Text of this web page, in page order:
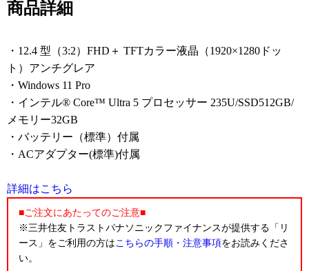
商品詳細
・12.4 型（3:2）FHD＋ TFTカラー液晶（1920×1280ドッ
ト）アンチグレア
・Windows 11 Pro
・インテル® Core™ Ultra 5 プロセッサー 235U/SSD512GB/
メモリー32GB
・バッテリー（標準）付属
・ACアダプター(標準)付属
詳細はこちら
■ご注文にあたってのご注意■
※三井住友トラストパナソニックファイナンスが提供する「リ
ース」をご利用の方はこちらの手順・注意事項をお読みくださ
い。